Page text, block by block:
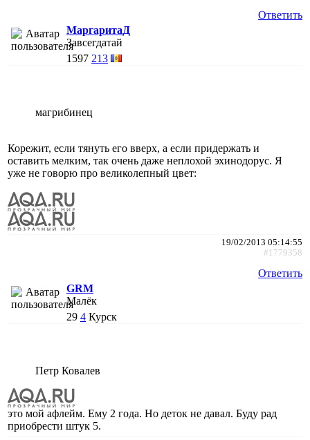
Ответить
МаргаритаД
Завсегдатай
1597 213
магрибинец
Корежит, если тянуть его вверх, а если придержать и
оставить мелким, так очень даже неплохой эхинодорус. Я
уже не говорю про великолепный цвет:
19/02/2013 05:14:55
#1779358
Ответить
GRM
Малёк
29 4 Курск
Петр Ковалев
это мой афлейм. Ему 2 года. Но деток не давал. Буду рад
приобрести штук 5.